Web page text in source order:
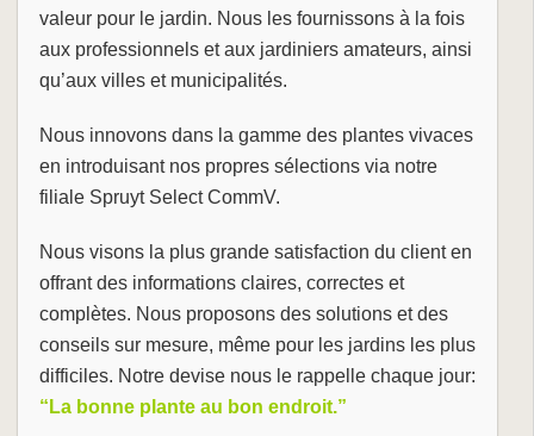
valeur pour le jardin. Nous les fournissons à la fois
aux professionnels et aux jardiniers amateurs, ainsi
qu’aux villes et municipalités.
Nous innovons dans la gamme des plantes vivaces
en introduisant nos propres sélections via notre
filiale Spruyt Select CommV.
Nous visons la plus grande satisfaction du client en
offrant des informations claires, correctes et
complètes. Nous proposons des solutions et des
conseils sur mesure, même pour les jardins les plus
difficiles. Notre devise nous le rappelle chaque jour:
“La bonne plante au bon endroit.”